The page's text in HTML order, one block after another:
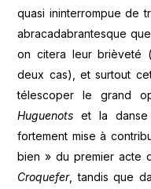
quasi ininterrompue de
abracadabrantesque
on citera leur brièveté
deux cas), et surtout
télescoper le grand
Huguenots et la
fortement mise à
bien » du premier acte
Croquefer, tandis que